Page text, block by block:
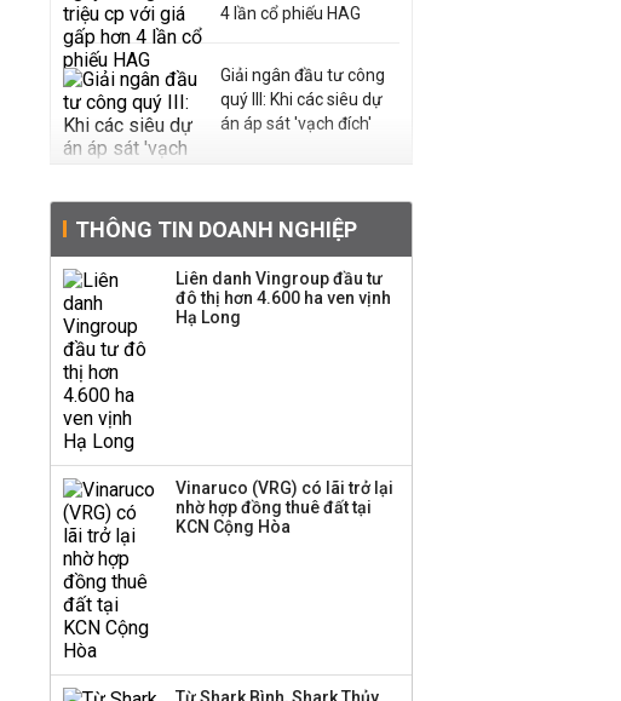
4 lần cổ phiếu HAG
Giải ngân đầu tư công
quý III: Khi các siêu dự
án áp sát 'vạch đích'
triển quỹ hưu trí: Từ tiết
kiệm gia đình thành
nguồn cấp vốn dài hạn
và kinh nghiệm từ
Malaysia
Iran xem xét cấm tàu
VPBankS xin từ nhiệm
THÔNG TIN DOANH NGHIỆP
Liên danh Vingroup đầu tư
đô thị hơn 4.600 ha ven vịnh
Hạ Long
Vinaruco (VRG) có lãi trở lại
nhờ hợp đồng thuê đất tại
KCN Cộng Hòa